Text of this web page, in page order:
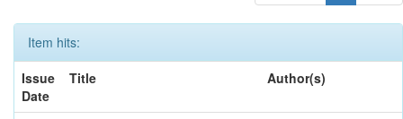
Item hits:
Issue
Date
Title Author(s)